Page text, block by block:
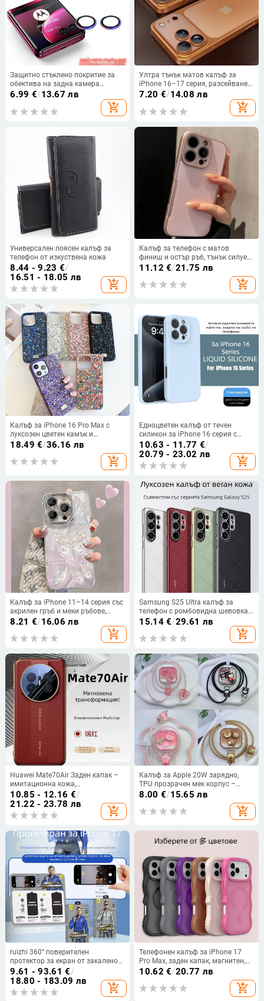
Защитно стъклено покритие за
обектива на задна камера
Motorola 40 Ultra – пълно
отпечатъци, удароустойчиво
6.99 €/13.67 лв
add_shopping_cart
Ултра тънък матов калъф за
iPhone 16–17 серия, разсейване
на топлината, пълно покритие,
удароустойчив и устойчив на
отпечатъци
7.20 €/14.08 лв
add_shopping_cart
Универсален поясен калъф за
телефон от изкуствена кожа
8.44 - 9.23 €/
16.51 - 18.05 лв
add_shopping_cart
Калъф за телефон с матов
финиш и остър ръб, тънък силует
за iPhone 17 Pro Max и iPhone 16
– луксозно защитно покритие
11.12 €/21.75 лв
add_shopping_cart
Калъф за iPhone 16 Pro Max с
луксозен цветен камък и
блестящи диаманти, пълно
18.49 €/36.16 лв
add_shopping_cart
Едноцветен калъф от течен
силикон за iPhone 16 серия с
пълна защита на обектива и
удароустойчив дизайн
10.63 - 11.77 €/
20.79 - 23.02 лв
add_shopping_cart
Калъф за iPhone 11–14 серия със
акрилен гръб и меки ръбове,
защита от изпускане, протектор
за обектива на камерата и
възможност за персонализиране
8.21 €/16.06 лв
add_shopping_cart
Samsung S25 Ultra калъф за
телефон с ромбовидна шевовка
изкуствена кожа и
електроплакирано покритие,
пълен обхват защита
15.14€/29.61 лв
add_shopping_cart
Huawei Mate70Air Заден капак –
имитационна кожа,
електроплакиран финиш,
антипадане, антихлъзгане,
украсява визията
10.85 - 12.16 €/
21.22 - 23.78 лв
add_shopping_cart
Калъф за Apple 20W зарядно,
TPU прозрачен мек корпус –
ултра тънка защита
8.00 €/15.65 лв
add_shopping_cart
ruizhi 360° поверителен
протектор за екран от закалено
стъкло, ултра ясно, пълен екран,
за iPhone 12 Pro Max, iPhone 14,
iPhone 14 Pro, iPhone 14 Pro Max,
iPhone 14 Max
9.61 - 93.61 €/
18.80 - 183.09 лв
add_shopping_cart
Телефонен калъф за iPhone 17
Pro Max, заден капак, магнитен,
PC + TPU, повърхност с маслено
напылване и вълнообразен
модел
10.62 €/20.77 лв
add_shopping_cart